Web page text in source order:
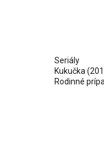
Seriály
Kukučka
Rodinné